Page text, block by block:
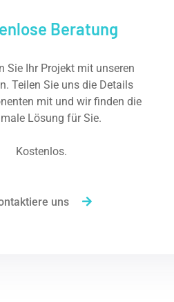
Beratung
Sie Ihr Projekt mit unseren
Teilen Sie uns die Details
mit und wir finden die
Lösung für Sie.
Kostenlos.
uns